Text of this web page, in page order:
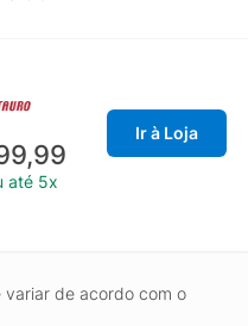
até 5x
Ir à Loja
variar de acordo com o